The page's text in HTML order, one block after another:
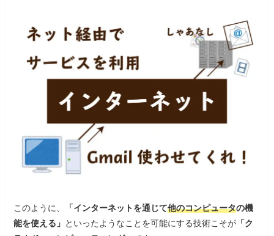
このように、 「インターネットを通じて他のコンピュータの機
能を使える」 といったようなことを可能にする技術こそが 「ク